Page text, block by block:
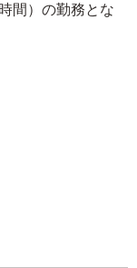
間）の勤務とな